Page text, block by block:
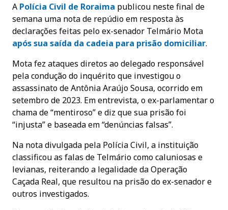
A Polícia Civil de Roraima publicou neste final de
semana uma nota de repúdio em resposta às
declarações feitas pelo ex-senador Telmário Mota
após sua saída da cadeia para prisão domiciliar.
Mota fez ataques diretos ao delegado responsável
pela condução do inquérito que investigou o
assassinato de Antônia Araújo Sousa, ocorrido em
setembro de 2023. Em entrevista, o ex-parlamentar o
chama de “mentiroso” e diz que sua prisão foi
“injusta” e baseada em “denúncias falsas”.
Na nota divulgada pela Polícia Civil, a instituição
classificou as falas de Telmário como caluniosas e
levianas, reiterando a legalidade da Operação
Caçada Real, que resultou na prisão do ex-senador e
outros investigados.